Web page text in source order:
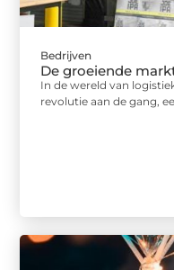
Bedrijven
De groeiende
In de wereld van
revolutie aan de gang,